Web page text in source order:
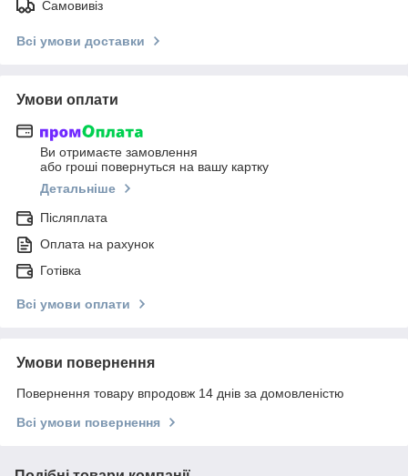
Самовивіз
Всі умови доставки
Умови оплати
Ви отримаєте замовлення
або гроші повернуться на вашу картку
Детальніше
Післяплата
Оплата на рахунок
Готівка
Всі умови оплати
Умови повернення
Повернення товару впродовж 14 днів за домовленістю
Всі умови повернення